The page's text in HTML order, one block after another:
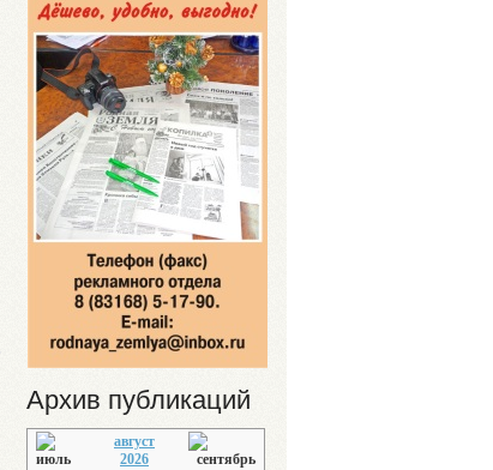
Архив публикаций
август
2026